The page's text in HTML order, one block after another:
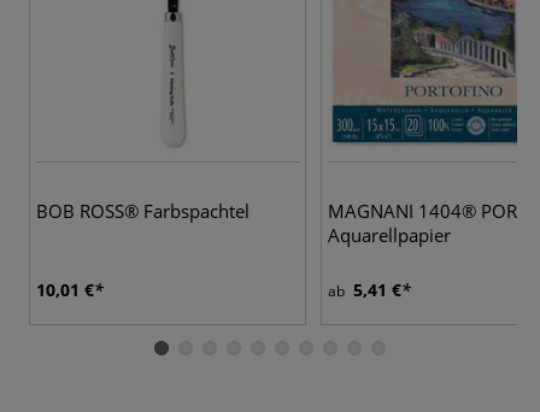
BOB ROSS® Farbspachtel
10,01 €
MAGNANI 1404®
Aquarellpapier
ab 5,41 €